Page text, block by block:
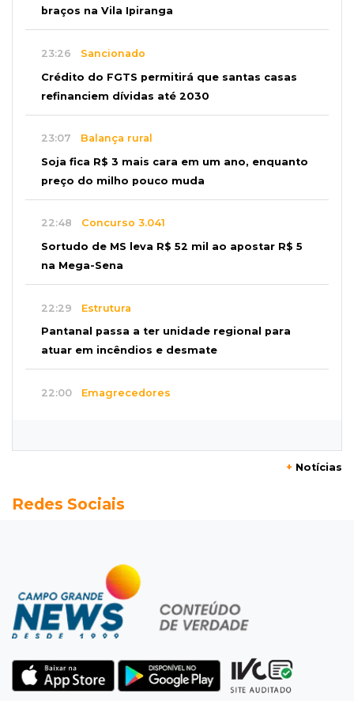
braços na Vila Ipiranga
23:26 Sancionado
Crédito do FGTS permitirá que santas casas
refinanciem dívidas até 2030
23:07 Balança rural
Soja fica R$ 3 mais cara em um ano, enquanto
preço do milho pouco muda
22:48 Concurso 3.041
Sortudo de MS leva R$ 52 mil ao apostar R$ 5
na Mega-Sena
22:29 Estrutura
Pantanal passa a ter unidade regional para
atuar em incêndios e desmate
22:00 Emagrecedores
Granizo danifica telhados e plantações
Agregado
Inter perde para o Corinthians mas avança às
quartas da Copa do Brasil
Vitória goleia Athletico-PR por 4 a 0 e avança
às quartas da Copa do Brasil
+ Notícias
Redes Sociais